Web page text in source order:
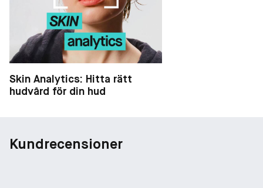
* 103 PERSONER TESTADE UNDER FYRA VECKOR. DE
APPLICERADE PRODUKTEN EN GÅNG DAGLIGEN
LÅS UPP HEMLIGHETEN BAKOM EN MAGISK HUD FÖR ALLTID
MED Charlottes PÅFYLLBARA HUDVÅRDSBEHÅLLARE OCH
KAPSLAR SOM ÄR ENKLA ATT ANVÄNDA!
Skin Analytics: Hitta rätt
hudvård för din hud
Kundrecensioner